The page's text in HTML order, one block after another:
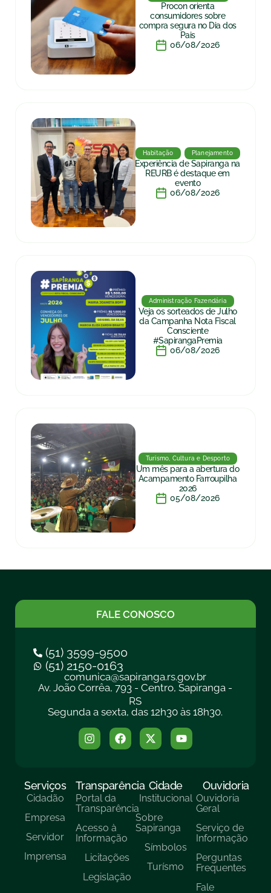
Procon orienta
consumidores sobre
compra segura no Dia dos
Pais
06/08/2026
Habitação Planejamento
Experiência de Sapiranga na
REURB é destaque em
evento
06/08/2026
Administração Fazendária
Veja os sorteados de Julho
da Campanha Nota Fiscal
Consciente
#SapirangaPremia
06/08/2026
Turismo, Cultura e Desporto
Um mês para a abertura do
Acampamento Farroupilha
2026
05/08/2026
FALE CONOSCO
(51) 3599-9500
(51) 2150-0163
comunica@sapiranga.rs.gov.br
Av. João Corrêa, 793 - Centro, Sapiranga -
RS
Segunda a sexta, das 12h30 às 18h30.
Serviços
Cidadão
Empresa
Servidor
Imprensa
Transparência
Portal da
Transparência
Acesso à
Informação
Licitações
Legislação
Cidade
Institucional
Sobre
Sapiranga
Símbolos
Turísmo
Ouvidoria
Ouvidoria
Geral
Serviço de
Informação
Perguntas
Frequentes
Fale